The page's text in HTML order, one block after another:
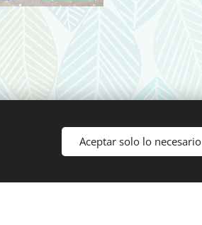
Aceptar solo lo necesario